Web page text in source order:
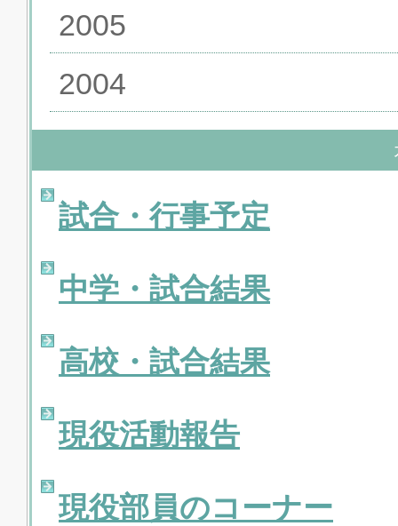
2005
2004
試合・行事予定
中学・試合結果
高校・試合結果
現役活動報告
現役部員のコーナー